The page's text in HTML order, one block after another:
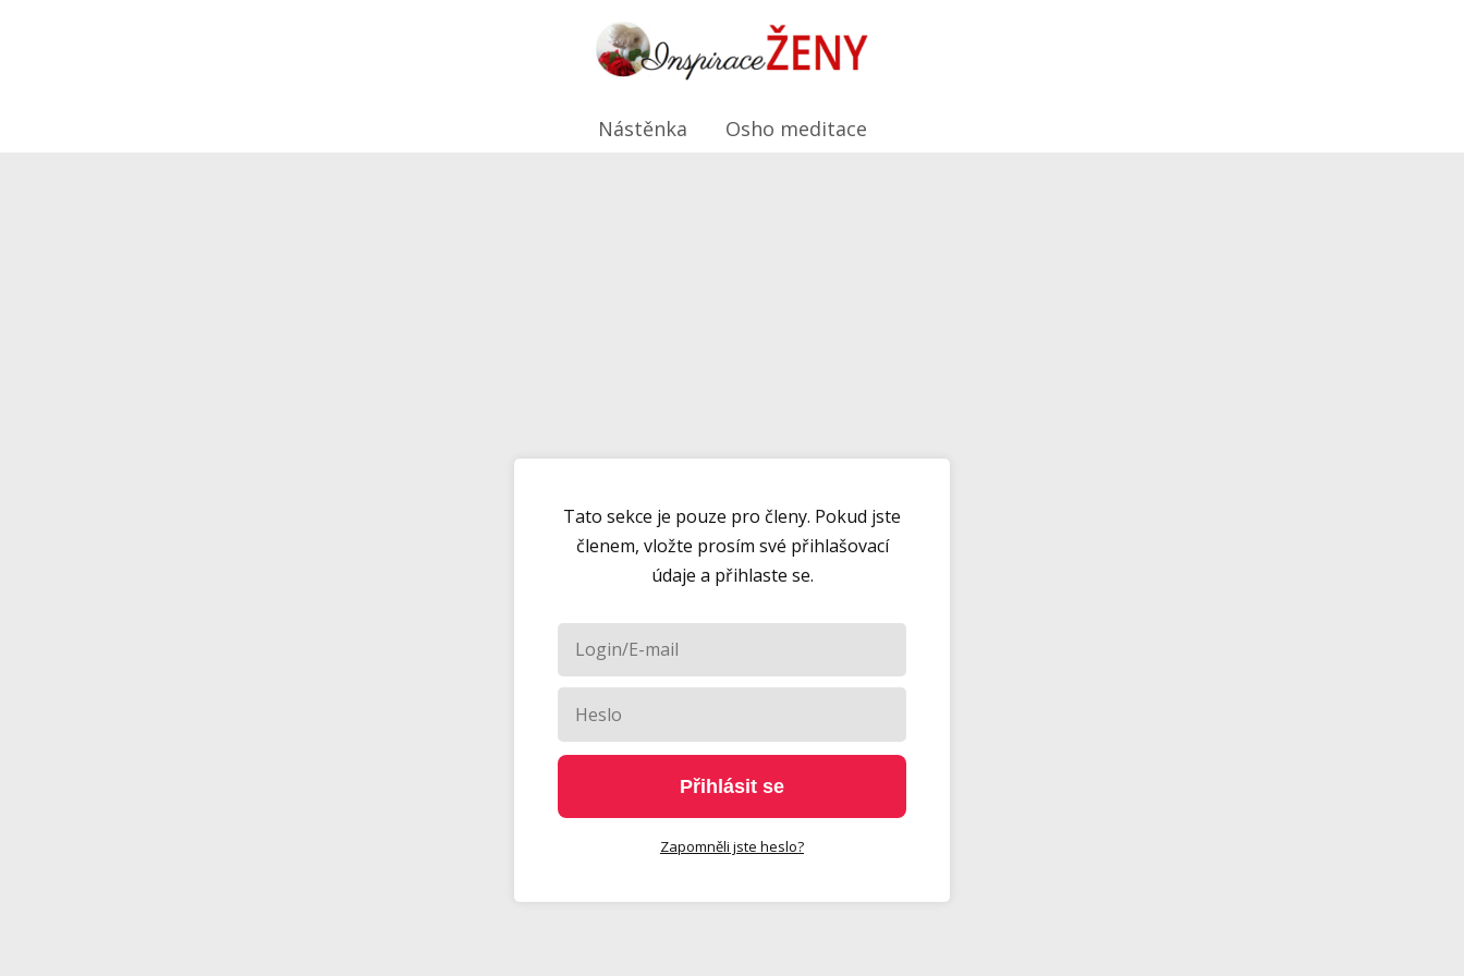
Nástěnka Osho meditace
Tato sekce je pouze pro členy. Pokud jste
členem, vložte prosím své přihlašovací
údaje a přihlaste se.
Přihlásit se
Zapomněli jste heslo?